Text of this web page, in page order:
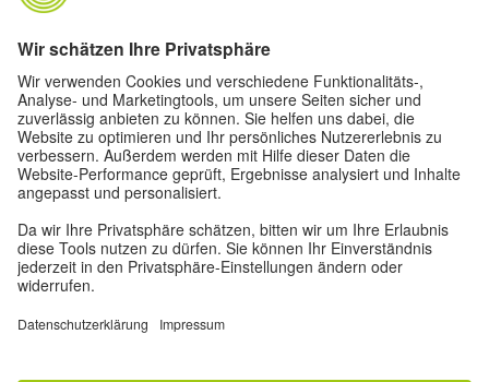
Über uns
Autor*innen
Impressum
Datenschutz
Privatsphäre-Einstellungen